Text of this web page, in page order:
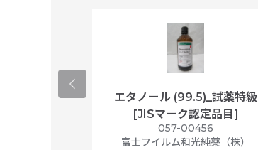
エタノール (99.5)_試薬特級
[JISマーク認定品目]
057-00456
富士フイルム和光純薬（株）